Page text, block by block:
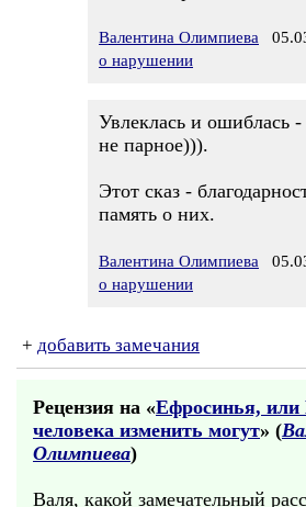
Валентина Олимпиева
о нарушении
Увлеклась и ошиблась
не парное))).
Этот сказ -
память о них.
Валентина Олимпиева
о нарушении
+ добавить замечания
Рецензия на «Ефросинья, или
человека изменить могут» (
Олимпиева)
Валя, какой замечательный